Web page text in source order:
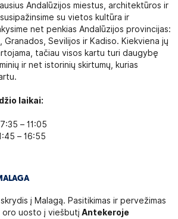
Andalūzijos miestus, architektūros ir
su vietos kultūra ir
net penkias Andalūzijos provincijas:
Granados, Sevilijos ir Kadiso. Kiekviena jų
tačiau visos kartu turi daugybę
ir net istorinių skirtumų, kurias
laikai:
– 11:05
– 16:55
į Malagą. Pasitikimas ir pervežimas
oro uosto į viešbutį Antekeroje